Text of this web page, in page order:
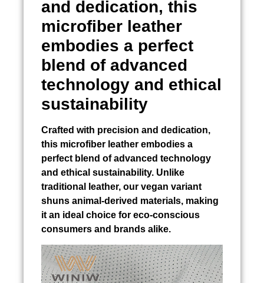
and dedication, this
microfiber leather
embodies a perfect
blend of advanced
technology and ethical
sustainability
Crafted with precision and dedication,
this microfiber leather embodies a
perfect blend of advanced technology
and ethical sustainability. Unlike
traditional leather, our vegan variant
shuns animal-derived materials, making
it an ideal choice for eco-conscious
consumers and brands alike.